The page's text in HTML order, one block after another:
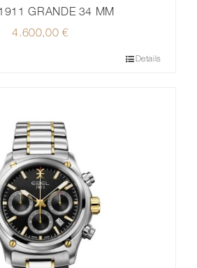
GRANDE 34 MM
4.600,00€
Details